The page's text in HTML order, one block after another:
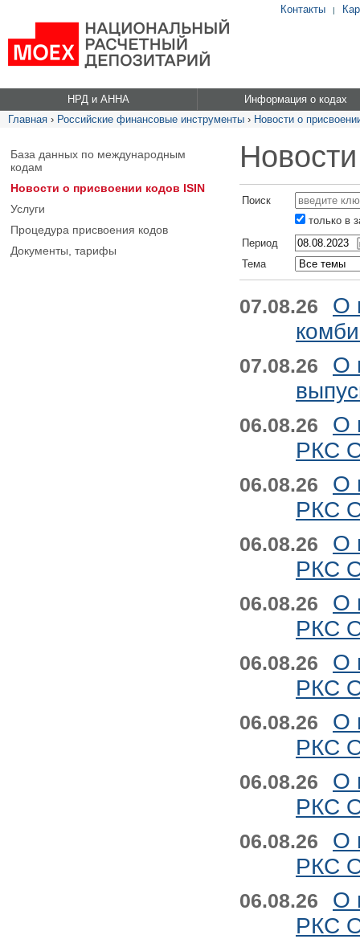
Контакты |
НРД и АННА
Информация о кодах
Главная › Российские финансовые инструменты › Новости о
База данных по международным
кодам
Новости о присвоении кодов ISIN
Услуги
Процедура присвоения кодов
Документы, тарифы
Поиск
только в
Период
Тема
07.08.26
О
07.08.26
О
06.08.26
О
РКС
06.08.26
О
РКС
06.08.26
О
РКС
06.08.26
О
РКС
06.08.26
О
РКС
06.08.26
О
РКС
06.08.26
О
РКС
06.08.26
О
РКС
06.08.26
О
РКС